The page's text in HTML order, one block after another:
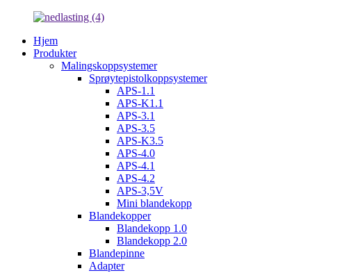
Hjem
Produkter
Malingskoppsystemer
Sprøytepistolkoppsystemer
APS-1.1
APS-K1.1
APS-3.1
APS-3.5
APS-K3.5
APS-4.0
APS-4.1
APS-4.2
APS-3,5V
Mini blandekopp
Blandekopper
Blandekopp 1.0
Blandekopp 2.0
Blandepinne
Adapter